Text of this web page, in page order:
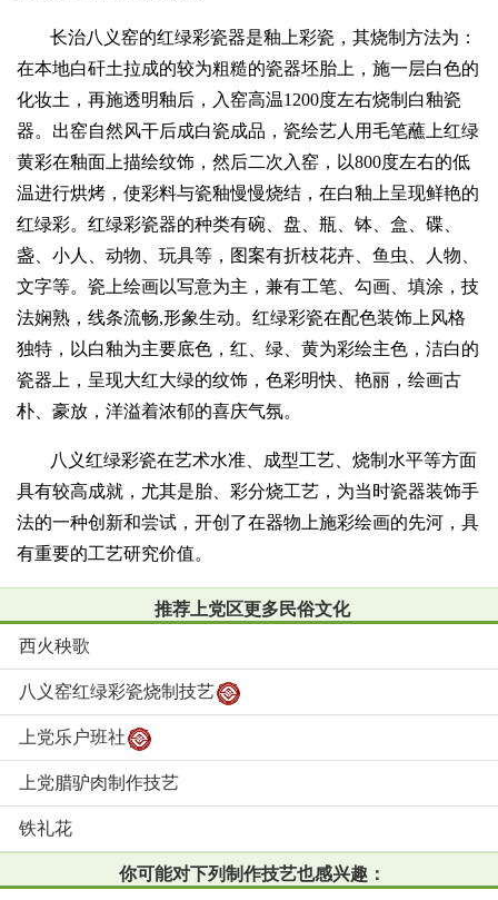
长治八义窑的红绿彩瓷器是釉上彩瓷，其烧制方法为：
在本地白矸土拉成的较为粗糙的瓷器坯胎上，施一层白色的
化妆土，再施透明釉后，入窑高温1200度左右烧制白釉瓷
器。出窑自然风干后成白瓷成品，瓷绘艺人用毛笔蘸上红绿
黄彩在釉面上描绘纹饰，然后二次入窑，以800度左右的低
温进行烘烤，使彩料与瓷釉慢慢烧结，在白釉上呈现鲜艳的
红绿彩。红绿彩瓷器的种类有碗、盘、瓶、钵、盒、碟、
盏、小人、动物、玩具等，图案有折枝花卉、鱼虫、人物、
文字等。瓷上绘画以写意为主，兼有工笔、勾画、填涂，技
法娴熟，线条流畅,形象生动。红绿彩瓷在配色装饰上风格
独特，以白釉为主要底色，红、绿、黄为彩绘主色，洁白的
瓷器上，呈现大红大绿的纹饰，色彩明快、艳丽，绘画古
朴、豪放，洋溢着浓郁的喜庆气氛。
八义红绿彩瓷在艺术水准、成型工艺、烧制水平等方面
具有较高成就，尤其是胎、彩分烧工艺，为当时瓷器装饰手
法的一种创新和尝试，开创了在器物上施彩绘画的先河，具
有重要的工艺研究价值。
推荐上党区更多民俗文化
西火秧歌
八义窑红绿彩瓷烧制技艺
上党乐户班社
上党腊驴肉制作技艺
铁礼花
你可能对下列制作技艺也感兴趣：